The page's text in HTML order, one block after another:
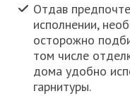
Отдав
исполнении,
осторожно
том числе
дома удобно
гарнитуры.